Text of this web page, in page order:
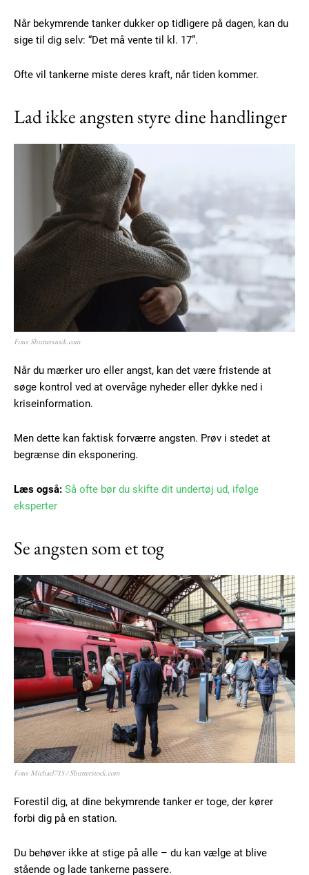
Når bekymrende tanker dukker op tidligere på dagen, kan du
sige til dig selv: “Det må vente til kl. 17”.
Ofte vil tankerne miste deres kraft, når tiden kommer.
Lad ikke angsten styre dine handlinger
Foto: Shutterstock.com
Når du mærker uro eller angst, kan det være fristende at
søge kontrol ved at overvåge nyheder eller dykke ned i
kriseinformation.
Men dette kan faktisk forværre angsten. Prøv i stedet at
begrænse din eksponering.
Læs også: Så ofte bør du skifte dit undertøj ud, ifølge
eksperter
Se angsten som et tog
Foto: Michael715 / Shutterstock.com
Forestil dig, at dine bekymrende tanker er toge, der kører
forbi dig på en station.
Du behøver ikke at stige på alle – du kan vælge at blive
stående og lade tankerne passere.